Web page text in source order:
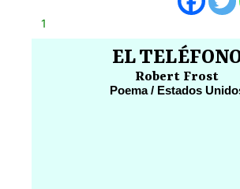
1
EL
Robert Frost
Poema / Estados